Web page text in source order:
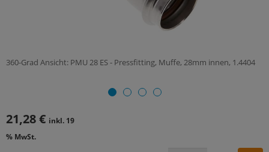
360-Grad Ansicht: PMU 28 ES - Pressfitting, Muffe, 28mm innen, 1.4404
21,28 € inkl. 19
% MwSt.